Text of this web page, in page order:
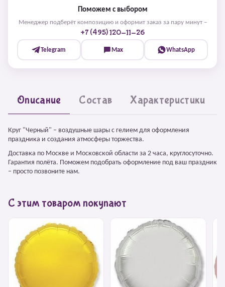
Поможем с выбором
Менеджер подберёт композицию и оформит заказ за пару минут –
+7 (495) 120-11-26
Telegram Max WhatsApp
Описание Состав Характеристики
Круг "Черный" – воздушные шары с гелием для оформления
праздника и создания атмосферы торжества.
Доставка по Москве и Московской области за 2 часа, круглосуточно.
Гарантия полёта. Поможем подобрать оформление под ваш праздник
– просто позвоните нам.
С этим товаром покупают